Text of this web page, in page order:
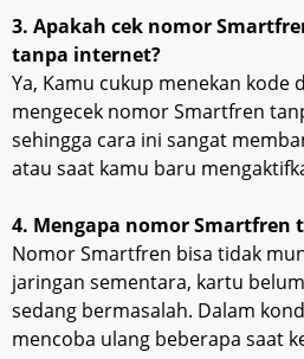
3. Apakah cek nomor
tanpa internet?
Ya, Kamu cukup menekan kode
mengecek nomor Smartfren
sehingga cara ini sangat
atau saat kamu baru
4. Mengapa nomor Smartfren
Nomor Smartfren bisa tidak
jaringan sementara, kartu
sedang bermasalah. Dalam
mencoba ulang beberapa saat